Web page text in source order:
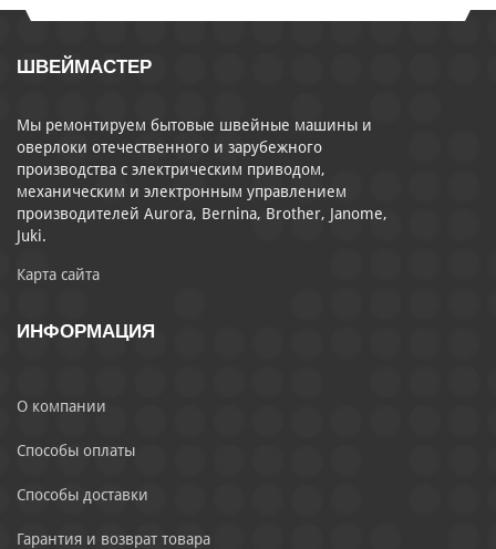
ШВЕЙМАСТЕР
Мы ремонтируем бытовые швейные машины и
оверлоки отечественного и зарубежного
производства с электрическим приводом,
механическим и электронным управлением
производителей Aurora, Bernina, Brother, Janome,
Juki.
Карта сайта
ИНФОРМАЦИЯ
О компании
Способы оплаты
Способы доставки
Гарантия и возврат товара